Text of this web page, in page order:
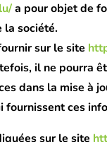
a pour objet de
la société.
sur le site
il ne pourra
dans la mise à
ces
sur le site